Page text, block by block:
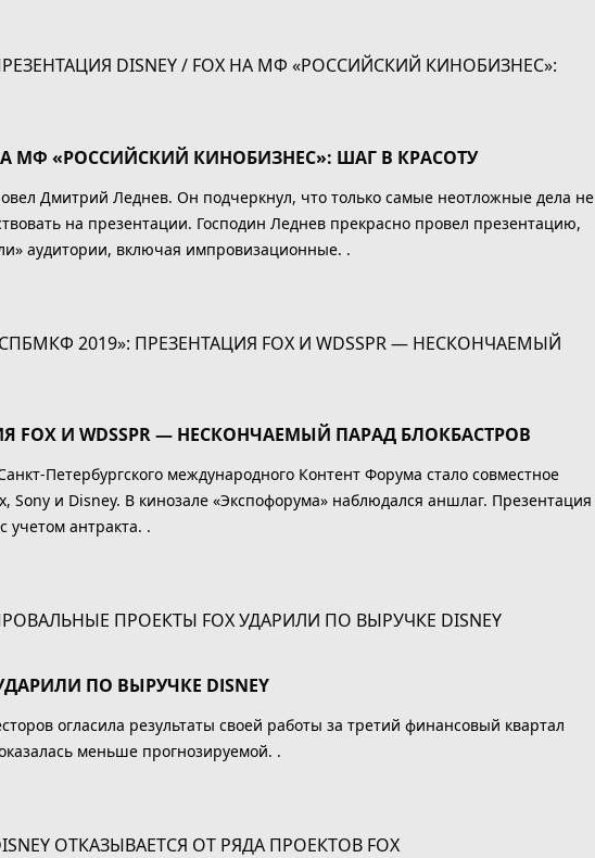
НА МФ «РОССИЙСКИЙ КИНОБИЗНЕС»: ШАГ В КРАСОТУ
Дмитрий Леднев. Он подчеркнул, что только самые неотложные дела не
на презентации. Господин Леднев прекрасно провел презентацию,
аудитории, включая импровизационные. .
FOX И WDSSPR — НЕСКОНЧАЕМЫЙ ПАРАД БЛОКБАСТРОВ
Петербургского международного Контент Форума стало совместное
Sony и Disney. В кинозале «Экспофорума» наблюдался аншлаг. Презентация
учетом антракта. .
ПО ВЫРУЧКЕ DISNEY
огласила результаты своей работы за третий финансовый квартал
меньше прогнозируемой. .